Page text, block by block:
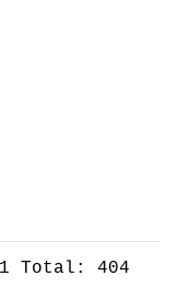
Total: 404